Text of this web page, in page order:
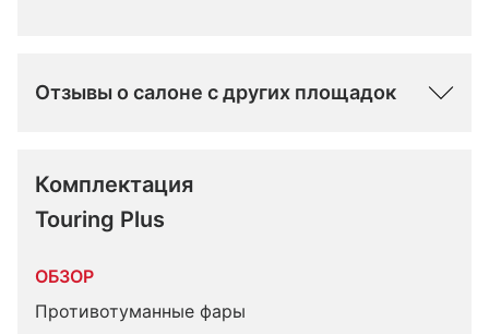
Отзывы о салоне с других площадок
Комплектация
Touring Plus
ОБЗОР
Противотуманные фары